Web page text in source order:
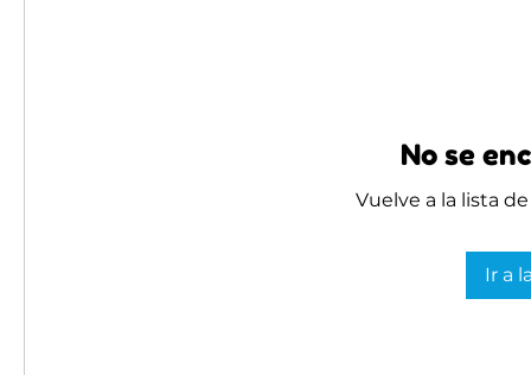
No se
Vuelve a la lista
Ir a